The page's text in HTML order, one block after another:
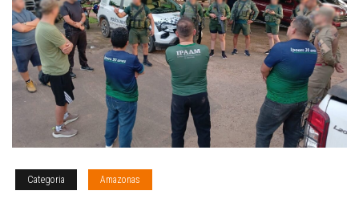
Categoria Amazonas